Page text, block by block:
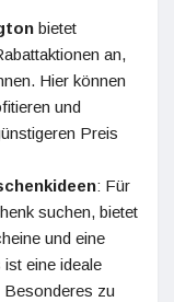
bietet
an,
Hier können
und
Preis
: Für
suchen, bietet
und eine
eine ideale
Besonderes zu